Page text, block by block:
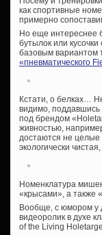
как спортивные
примерно
Но еще интереснее
бутылок или
базовым вариантом
«пневматического
Кстати, о белках…
видимо,
под брендом «
живностью,
достаются не
экологически
Номенклатура
«крысами», а также
Вообще, с юмором у
видеоролик в духе
of the Living